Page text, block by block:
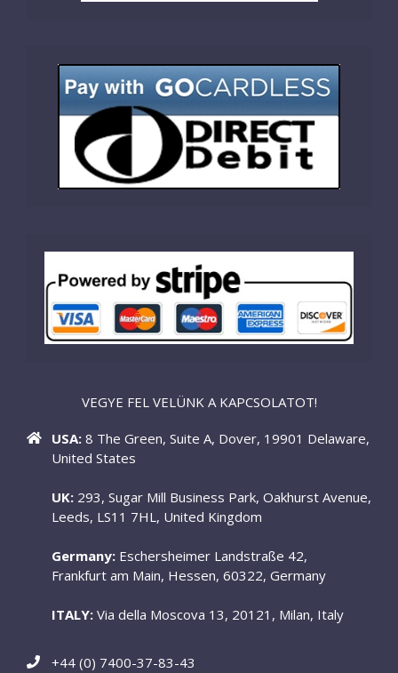
VEGYE FEL VELÜNK A KAPCSOLATOT!
USA: 8 The Green, Suite A, Dover, 19901 Delaware,
United States
UK: 293, Sugar Mill Business Park, Oakhurst Avenue,
Leeds, LS11 7HL, United Kingdom
Germany: Eschersheimer Landstraße 42,
Frankfurt am Main, Hessen, 60322, Germany
ITALY: Via della Moscova 13, 20121, Milan, Italy
+44 (0) 7400-37-83-43